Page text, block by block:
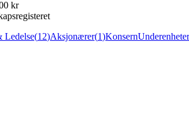
kr
Ledelse(12)Aksjonærer(1)KonsernUnderenheter